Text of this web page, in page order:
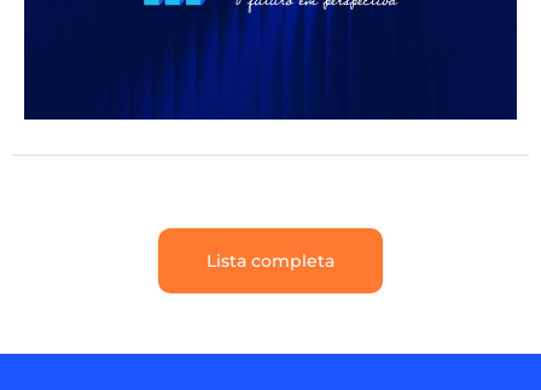
Lista completa